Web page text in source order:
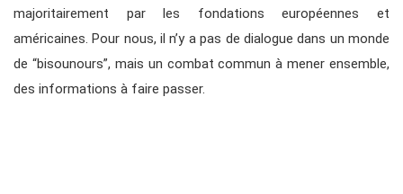
majoritairement par les fondations européennes et
américaines. Pour nous, il n’y a pas de dialogue dans un monde
de “bisounours”, mais un combat commun à mener ensemble,
des informations à faire passer.